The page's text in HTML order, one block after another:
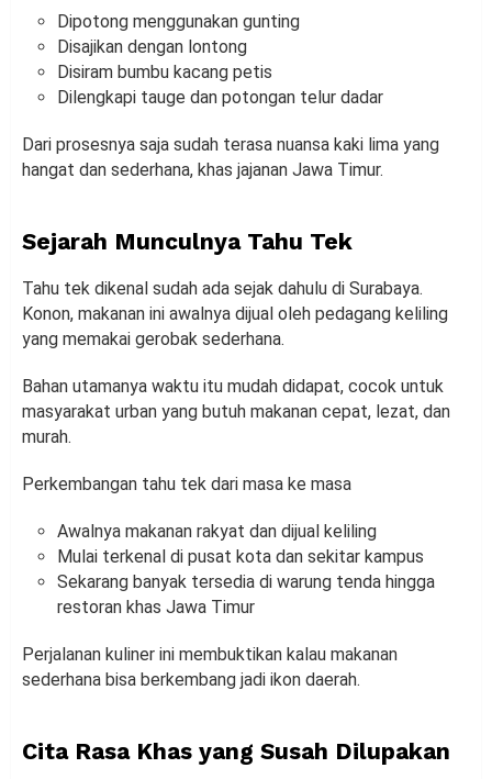
Dipotong menggunakan gunting
Disajikan dengan lontong
Disiram bumbu kacang petis
Dilengkapi tauge dan potongan telur dadar
Dari prosesnya saja sudah terasa nuansa kaki lima yang
hangat dan sederhana, khas jajanan Jawa Timur.
Sejarah Munculnya Tahu Tek
Tahu tek dikenal sudah ada sejak dahulu di Surabaya.
Konon, makanan ini awalnya dijual oleh pedagang keliling
yang memakai gerobak sederhana.
Bahan utamanya waktu itu mudah didapat, cocok untuk
masyarakat urban yang butuh makanan cepat, lezat, dan
murah.
Perkembangan tahu tek dari masa ke masa
Awalnya makanan rakyat dan dijual keliling
Mulai terkenal di pusat kota dan sekitar kampus
Sekarang banyak tersedia di warung tenda hingga
restoran khas Jawa Timur
Perjalanan kuliner ini membuktikan kalau makanan
sederhana bisa berkembang jadi ikon daerah.
Cita Rasa Khas yang Susah Dilupakan